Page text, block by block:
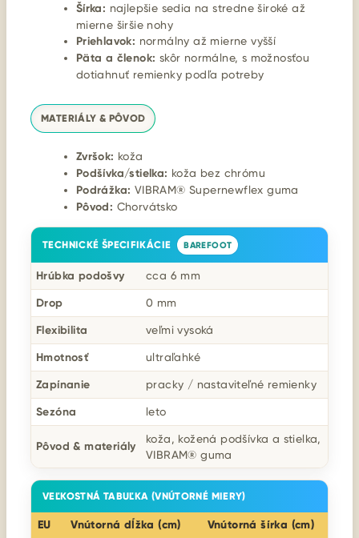
Šírka: najlepšie sedia na stredne široké až
mierne širšie nohy
Priehlavok: normálny až mierne vyšší
Päta a členok: skôr normálne, s možnosťou
dotiahnuť remienky podľa potreby
MATERIÁLY & PÔVOD
Zvršok: koža
Podšívka/stielka: koža bez chrómu
Podrážka: VIBRAM® Supernewflex guma
Pôvod: Chorvátsko
TECHNICKÉ ŠPECIFIKÁCIE BAREFOOT
Hrúbka podošvy cca 6 mm
Drop 0 mm
Flexibilita veľmi vysoká
Hmotnosť ultraľahké
Zapínanie pracky / nastaviteľné remienky
Sezóna leto
Pôvod & materiály
koža, kožená podšívka a stielka,
VIBRAM® guma
VEĽKOSTNÁ TABUĽKA (VNÚTORNÉ MIERY)
EU Vnútorná dĺžka (cm) Vnútorná šírka (cm)